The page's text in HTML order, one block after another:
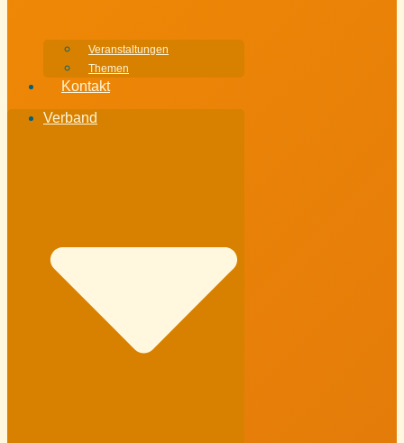
Veranstaltungen
Themen
Kontakt
Verband